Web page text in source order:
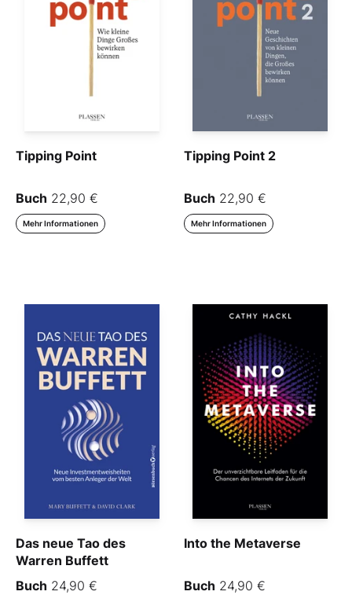
Tipping Point
Buch 22,90 €
Mehr Informationen
Tipping Point 2
Buch 22,90 €
Mehr Informationen
Das neue Tao des
Warren Buffett
Buch 24,90 €
Into the Metaverse
Buch 24,90 €